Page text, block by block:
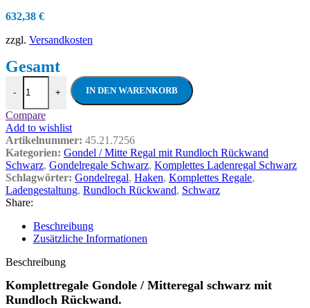
632,38 €
zzgl. Versandkosten
-Komplettes Gondel / Mitte Regal mit
+ IN DEN WARENKORB
Compare
Add to wishlist
Artikelnummer: 45.21.7256
Kategorien: Gondel / Mitte Regal mit Rundloch Rückwand
Schwarz, Gondelregale Schwarz, Komplettes Ladenregal Schwarz
Schlagwörter: Gondelregal, Haken, Komplettes Regale,
Ladengestaltung, Rundloch Rückwand, Schwarz
Share:
Beschreibung
Zusätzliche Informationen
Beschreibung
Komplettregale Gondole / Mitteregal schwarz mit
Rundloch Rückwand.